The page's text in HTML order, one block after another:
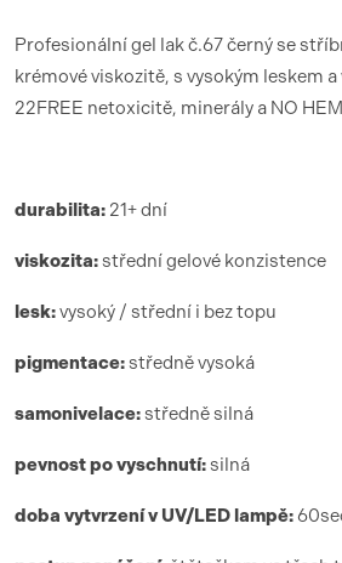
Profesionální gel lak č.67 černý se
krémové viskozitě, s vysokým leskem
22FREE netoxicitě, minerály a NO
durabilita: 21+ dní
viskozita:střední gelové konzistence
lesk:vysoký / střední i bez topu
pigmentace:středně vysoká
samonivelace:středně silná
pevnost po vyschnutí:silná
doba vytvrzenív UV/LED lampě:6